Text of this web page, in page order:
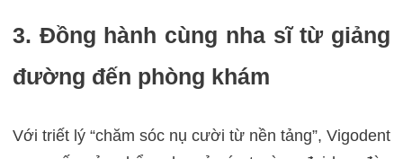
3. Đồng hành cùng nha sĩ từ giảng
đường đến phòng khám
Với triết lý “chăm sóc nụ cười từ nền tảng”, Vigodent